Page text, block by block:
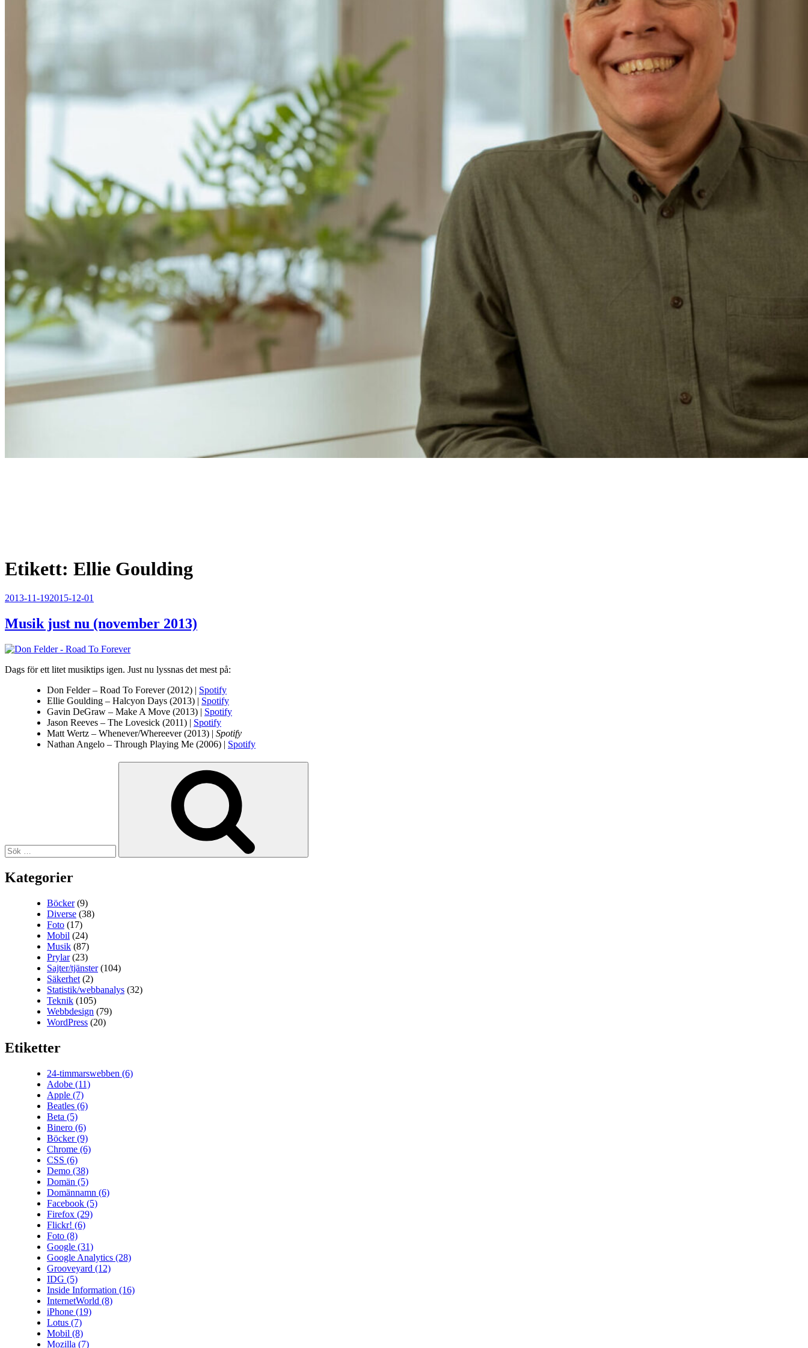
Etikett: Ellie Goulding
Publicerat
2013-11-192015-12-01
Musik just nu (november 2013)
Dags för ett litet musiktips igen. Just nu lyssnas det mest på:
Don Felder – Road To Forever (2012) | Spotify
Ellie Goulding – Halcyon Days (2013) | Spotify
Gavin DeGraw – Make A Move (2013) | Spotify
Jason Reeves – The Lovesick (2011) | Spotify
Matt Wertz – Whenever/Whereever (2013) | Spotify
Nathan Angelo – Through Playing Me (2006) | Spotify
Kategorier
Böcker(9)
Diverse (38)
Foto (17)
Mobil (24)
Musik (87)
Prylar(23)
Sajter/tjänster(104)
Säkerhet (2)
Statistik/webbanalys (32)
Teknik (105)
Webbdesign (79)
WordPress (20)
Etiketter
24-timmarswebben (6)
Adobe (11)
Apple (7)
Beatles (6)
Beta (5)
Binero (6)
Böcker(9)
Chrome (6)
CSS (6)
Demo (38)
Domän (5)
Domännamn (6)
Facebook (5)
Firefox (29)
Flickr! (6)
Foto (8)
Google (31)
Google Analytics (28)
Grooveyard (12)
IDG (5)
Inside Information (16)
InternetWorld (8)
iPhone (19)
Lotus (7)
Mobil (8)
Mozilla (7)